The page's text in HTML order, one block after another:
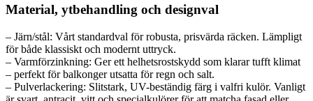
Material, ytbehandling och designval
– Järn/stål: Vårt standardval för robusta, prisvärda räcken. Lämpligt
för både klassiskt och modernt uttryck.
– Varmförzinkning: Ger ett helhetsrostskydd som klarar tufft klimat
– perfekt för balkonger utsatta för regn och salt.
– Pulverlackering: Slitstark, UV-beständig färg i valfri kulör. Vanligt